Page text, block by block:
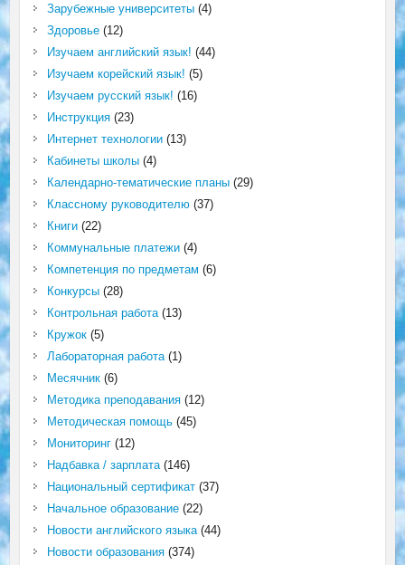
Зарубежные университеты(4)
Здоровье(12)
Изучаем английский язык! (44)
Изучаем корейский язык! (5)
Изучаем русский язык! (16)
Инструкция(23)
Интернет технологии(13)
Кабинеты школы(4)
Календарно-тематические планы(29)
Классному руководителю(37)
Книги(22)
Коммунальные платежи(4)
Компетенция по предметам (6)
Конкурсы(28)
Контрольная работа(13)
Кружок(5)
Лабораторная работа(1)
Месячник(6)
Методика преподавания(12)
Методическая помощь(45)
Мониторинг(12)
Надбавка / зарплата(146)
Национальный сертификат(37)
Начальное образование(22)
Новости английского языка(44)
Новости образования(374)